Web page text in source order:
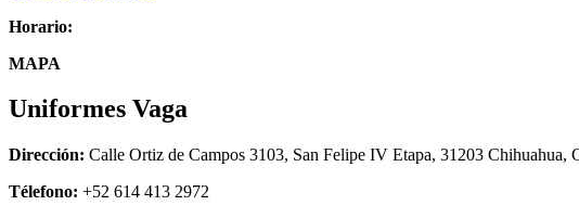
Horario:
MAPA
Uniformes Vaga
Dirección: Calle Ortiz de Campos 3103, San Felipe IV Etapa, 31203 Chihuahua,
Télefono: +52 614 413 2972